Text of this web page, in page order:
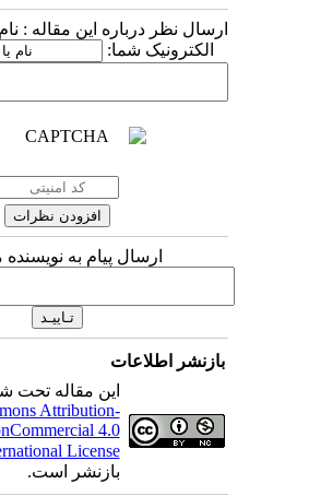
ارسال نظر درباره این مقاله :
الکترونیک شما:
ارسال پیام به نویسنده
بازنشر اطلاعات
این مقاله تحت
Attribution-
4.0
License
بازنشر است.